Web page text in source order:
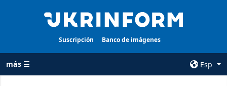
Suscripción Banco de imágenes
más ☰
Esp